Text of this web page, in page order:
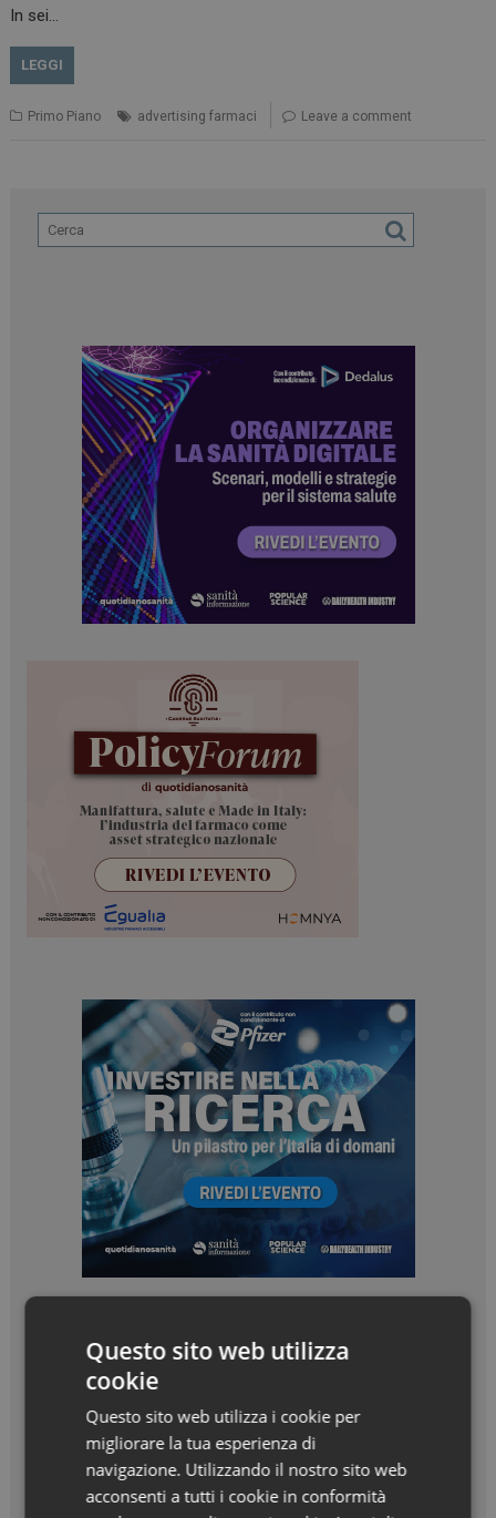
In sei…
LEGGI
Primo Piano advertising farmaci Leave a comment
Questo sito web utilizza
cookie
Questo sito web utilizza i cookie per
migliorare la tua esperienza di
navigazione. Utilizzando il nostro sito web
acconsenti a tutti i cookie in conformità